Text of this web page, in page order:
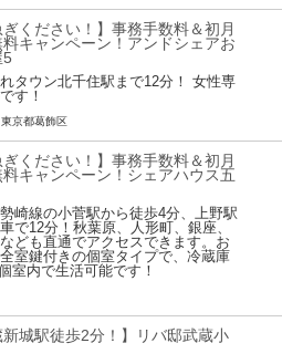
ぎください！】事務手数料＆初月
キャンペーン！アンドシェアお
タウン北千住駅まで12分！ 女性専
す！
京都葛飾区
ぎください！】事務手数料＆初月
キャンペーン！シェアハウス五
崎線の小菅駅から徒歩4分、上野駅
で12分！秋葉原、人形町、銀座、
ども直通でアクセスできます。お
室鍵付きの個室タイプで、冷蔵庫
室内で生活可能です！
新城駅徒歩2分！】リバ邸武蔵小